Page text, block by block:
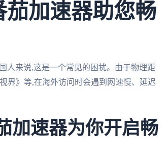
茄加速器助您畅
人来说,这是一个常见的困扰。由于物理距
界》等,在海外访问时会遇到网速慢、延迟
加速器为你开启畅